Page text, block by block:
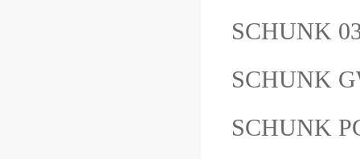
SCHUNK
SCHUNK
SCHUNK